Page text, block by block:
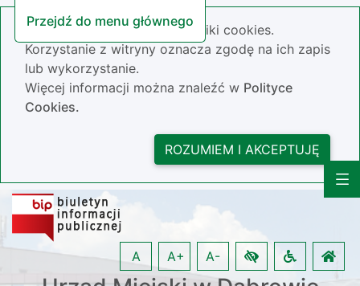
Przejdź do menu głównego
Nasza strona wykorzystuje pliki cookies.
Korzystanie z witryny oznacza zgodę na ich zapis
lub wykorzystanie.
Więcej informacji można znaleźć w Polityce
Cookies.
ROZUMIEM I AKCEPTUJĘ
A A+ A-